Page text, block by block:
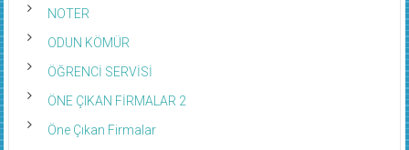
NOTER
ODUN KÖMÜR
ÖĞRENCİ SERVİSİ
ÖNE ÇIKAN FİRMALAR 2
Öne Çıkan Firmalar